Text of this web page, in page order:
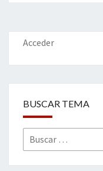
Acceder
BUSCAR TEMA
Buscar
por: